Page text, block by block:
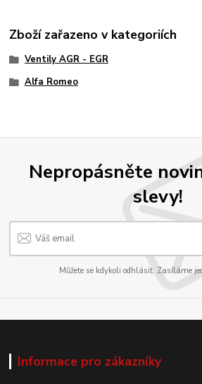
Zboží zařazeno v kategoriích
Ventily AGR - EGR
Alfa Romeo
Nepropásněte
slevy!
Můžete se kdykoli odhlásit. Zasíláme
Informace pro zákazníky